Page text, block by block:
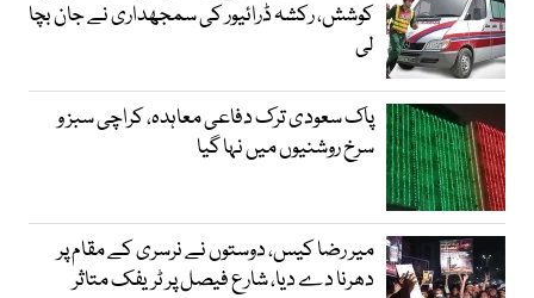
کوشش، رکشہ ڈرائیور کی سمجھداری نے جان بچا
لی
پاک سعودی ترک دفاعی معاہدہ، کراچی سبز و
سرخ روشنیوں میں نہا گیا
میر رضا کیس، دوستوں نے نرسری کے مقام پر
دھرنا دے دیا، شارع فیصل پر ٹریفک متاثر